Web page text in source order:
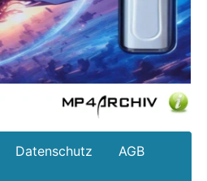
Datenschutz AGB